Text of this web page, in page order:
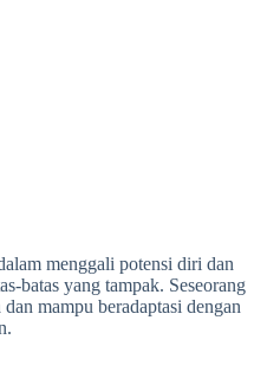
menggali potensi diri dan
batas yang tampak. Seseorang
mampu beradaptasi dengan